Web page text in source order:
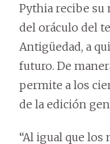
Pythia recibe su
del oráculo del
Antigüedad, a
futuro. De
permite a los
de la edición
“Al igual que